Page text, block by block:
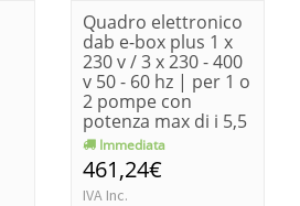
Quadro elettronico
dab e-box plus 1 x
230 v / 3 x 230 - 400
v 50 - 60 hz | per 1 o
2 pompe con
potenza max di i 5,5
kwImmediata
461,24€
IVA Inc.